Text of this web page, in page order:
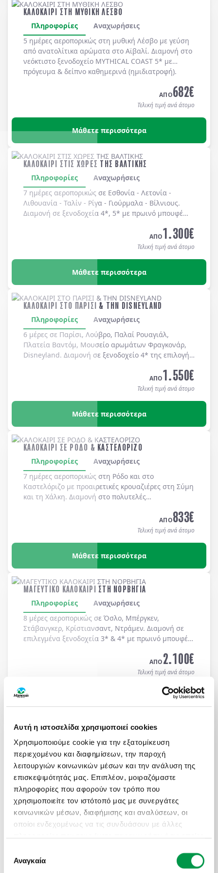
Αυτή η ιστοσελίδα χρησιμοποιεί cookies
Χρησιμοποιούμε cookie για την εξατομίκευση
περιεχομένου και διαφημίσεων, την παροχή
λειτουργιών κοινωνικών μέσων και την ανάλυση της
επισκεψιμότητάς μας. Επιπλέον, μοιραζόμαστε
πληροφορίες που αφορούν τον τρόπο που
χρησιμοποιείτε τον ιστότοπό μας με συνεργάτες
κοινωνικών μέσων, διαφήμισης και αναλύσεων, οι
οποίοι ενδεχομένως να τις συνδυάσουν με άλλες
χρήση των υπηρεσιών τους.
συγκατάθεσης
Αναγκαία
ΚΑΛΟΚΑΙΡΙ ΣΤΗ ΜΥΘΙΚΗ ΛΕΣΒΟ
Πληροφορίες
Αναχωρήσεις
5 ημέρες αεροπορικώς στη μυθική Λέσβο με γεύση
από ανατολίτικα αρώματα στο Αϊβαλί. Διαμονή στο
νεόκτιστο ξενοδοχείο MYTHICAL COAST 5* με
πρόγευμα & δείπνο καθημερινά (ημιδιατροφή).
ΑΠΟ682€
Τελική τιμή ανά άτομο
Μάθετε περισσότερα
ΚΑΛΟΚΑΙΡΙ ΣΤΙΣ ΧΩΡΕΣ ΤΗΣ ΒΑΛΤΙΚΗΣ
Πληροφορίες
Αναχωρήσεις
7 ημέρες αεροπορικώς σε Εσθονία - Λετονία -
Λιθουανία - Ταλίν - Ρίγα - Γιούρμαλα - Βίλνιους.
Διαμονή σε ξενοδοχεία 4*, 5* με πρωινό μπουφέ
ΑΠΟ1.300€
Τελική τιμή ανά άτομο
Μάθετε περισσότερα
ΚΑΛΟΚΑΙΡΙ ΣΤΟ ΠΑΡΙΣΙ & ΤΗΝ DISNEYLAND
Πληροφορίες
Αναχωρήσεις
6 μέρες σε Παρίσι, Λούβρο, Παλαί Ρουαγιάλ,
Πλατεία Βαντόμ, Μουσείο αρωμάτων Φραγκονάρ,
Disneyland. Διαμονή σε ξενοδοχείo 4* της επιλογής
ΑΠΟ1.550€
Τελική τιμή ανά άτομο
Μάθετε περισσότερα
ΚΑΛΟΚΑΙΡΙ ΣΕ ΡΟΔΟ & ΚΑΣΤΕΛΟΡΙΖΟ
Πληροφορίες
Αναχωρήσεις
7 ημέρες αεροπορικώς στη Ρόδο και στο
Καστελόριζο με προαιρετικές κρουαζιέρες στη Σύμη
και τη Χάλκη. Διαμονή στο πολυτελές
(ημιδιατροφή).
ΑΠΟ833€
Τελική τιμή ανά άτομο
Μάθετε περισσότερα
ΜΑΓΕΥΤΙΚΟ ΚΑΛΟΚΑΙΡΙ ΣΤΗ ΝΟΡΒΗΓΙΑ
Πληροφορίες
Αναχωρήσεις
8 μέρες αεροπορικώς σε Όσλο, Μπέργκεν,
Στάβανγκερ, Κρίστιανσαντ, Ντράμεν. Διαμονή σε
επιλεγμένα ξενοδοχεία 3* & 4* με πρωινό μπουφέ
ΑΠΟ2.100€
Τελική τιμή ανά άτομο
ΑΤΟΜΙΚΟ ΤΑΞΙΔΙ ΜΕ ΣΑΦΑΡΙ ΣΤΗΝ ΚΕΝΥΑ &
ΜΟΜΠΑΣΑ
Πληροφορίες
Αναχωρήσεις
13 ημέρες / 10 νύχτες αεροπορικώς σε Ναϊρόμπι -
Αμποσέλι - Ανατολικό Τσάβο - Μομπάσα - Wasini
Island. Αναχωρήσεις κάθε Τρίτη & Πέμπτη από
19/04 έως 10/12/2026 (επιστροφή). Οργανωμένα
Ατομικά Ταξίδια με ελάχιστη συμμετοχή 2 ατόμων.
ON REQUEST
ΑΠΟ3.450